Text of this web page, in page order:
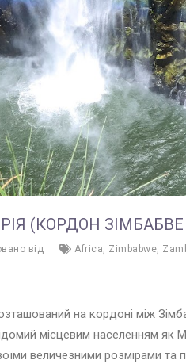
(КОРДОН ЗІМБАБВЕ
від Africa, Zimbabwe,
на кордоні між
місцевим населенням як
величезними розмірами